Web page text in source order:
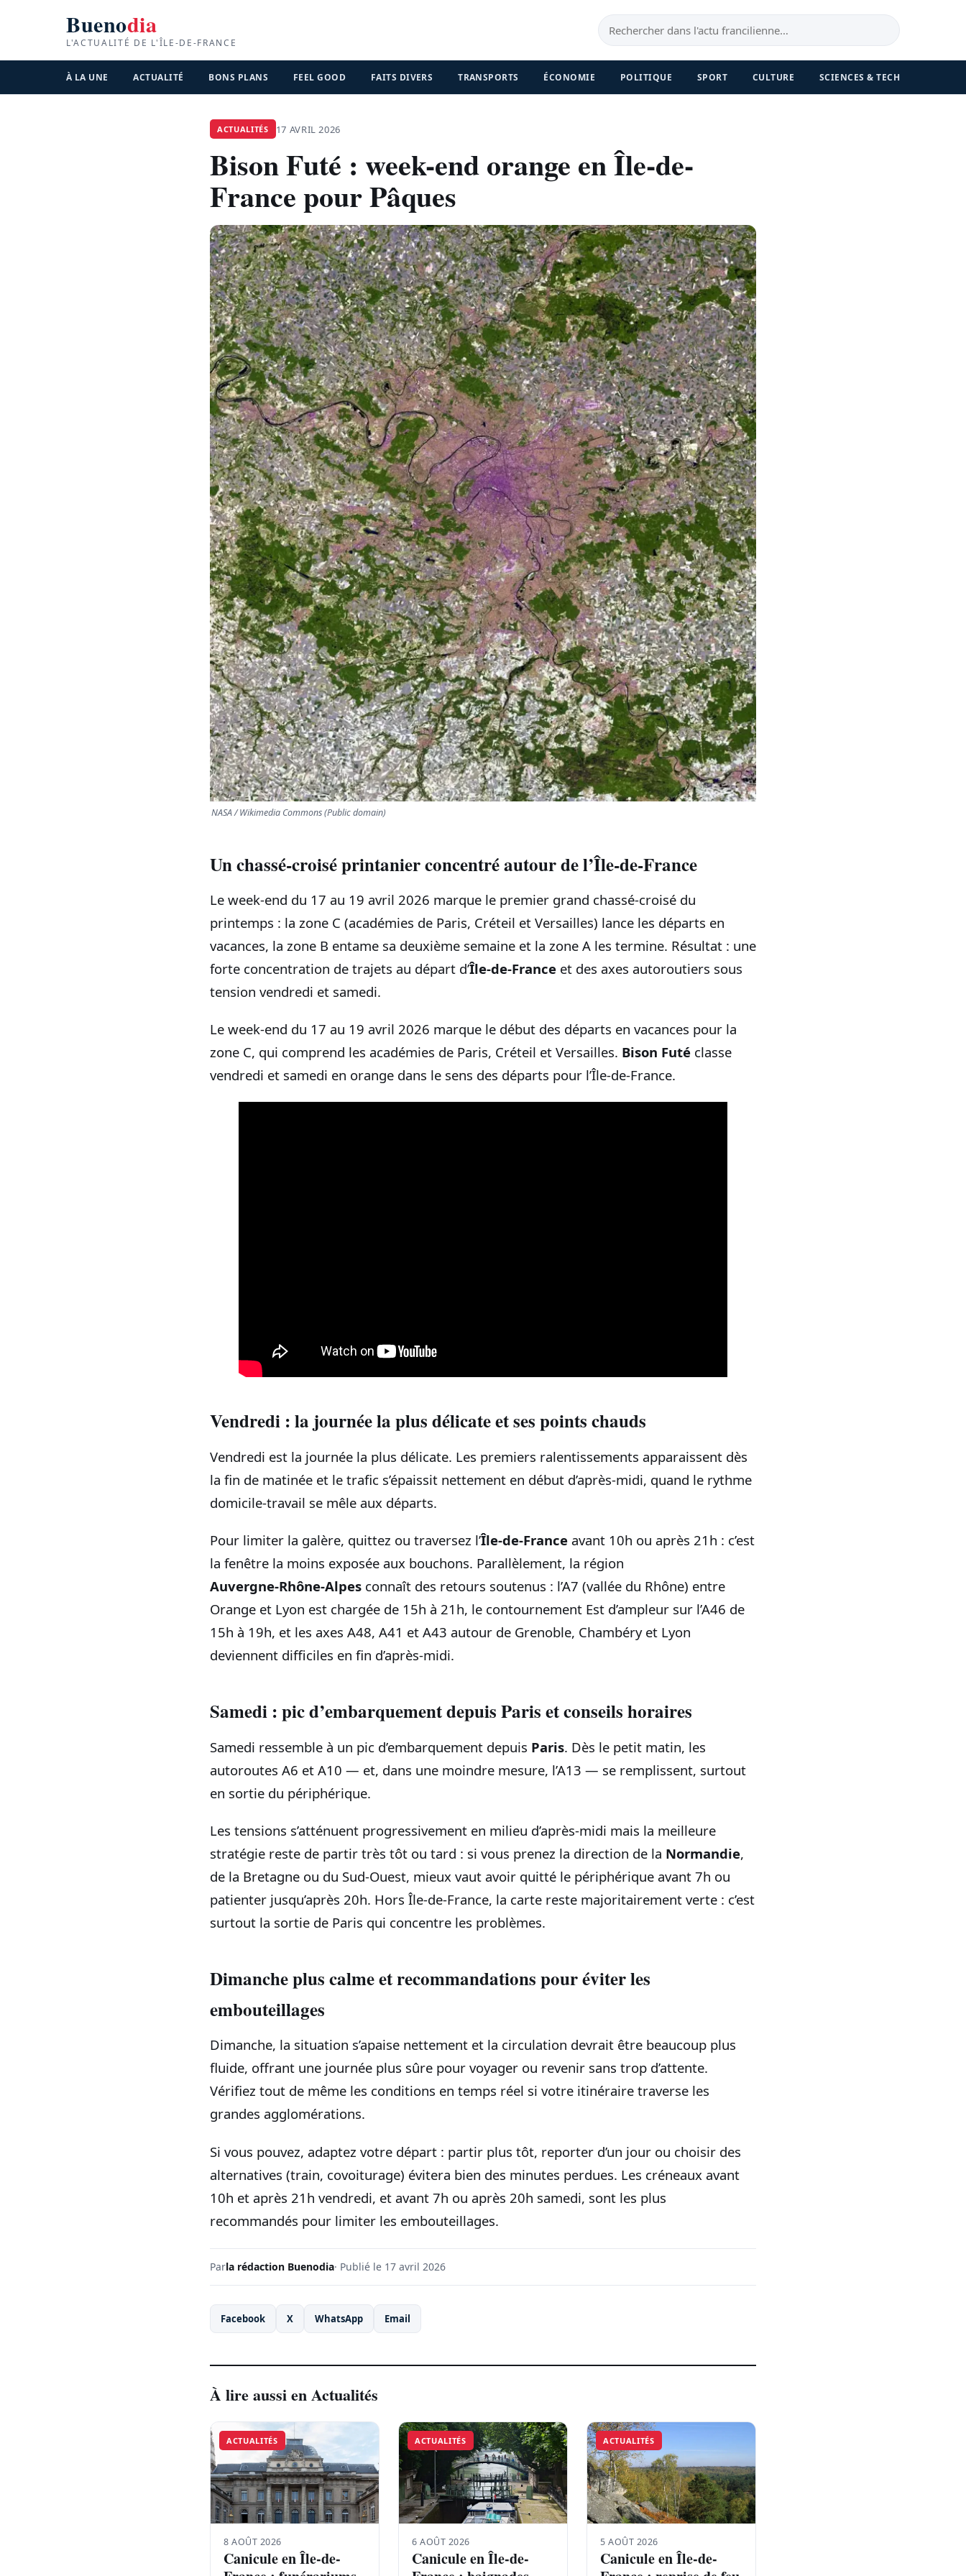
Buenodia
L'ACTUALITÉ DE L'ÎLE-DE-FRANCE
À LA UNE ACTUALITÉ BONS PLANS FEEL GOOD FAITS DIVERS TRANSPORTS ÉCONOMIE POLITIQUE SPORT CULTURE SCIENCES & TECH
ACTUALITÉS 17 AVRIL 2026
Bison Futé : week-end orange en Île-de-
France pour Pâques
NASA / Wikimedia Commons (Public domain)
Un chassé‑croisé printanier concentré autour de l’Île‑de‑France
Le week-end du 17 au 19 avril 2026 marque le premier grand chassé‑croisé du
printemps : la zone C (académies de Paris, Créteil et Versailles) lance les départs en
vacances, la zone B entame sa deuxième semaine et la zone A les termine. Résultat : une
forte concentration de trajets au départ d’Île‑de‑France et des axes autoroutiers sous
tension vendredi et samedi.
Le week‑end du 17 au 19 avril 2026 marque le début des départs en vacances pour la
zone C, qui comprend les académies de Paris, Créteil et Versailles. Bison Futé classe
vendredi et samedi en orange dans le sens des départs pour l’Île‑de‑France.
Vendredi : la journée la plus délicate et ses points chauds
Vendredi est la journée la plus délicate. Les premiers ralentissements apparaissent dès
la fin de matinée et le trafic s’épaissit nettement en début d’après‑midi, quand le rythme
domicile‑travail se mêle aux départs.
Pour limiter la galère, quittez ou traversez l’Île‑de‑France avant 10h ou après 21h : c’est
la fenêtre la moins exposée aux bouchons. Parallèlement, la région
Auvergne‑Rhône‑Alpes connaît des retours soutenus : l’A7 (vallée du Rhône) entre
Orange et Lyon est chargée de 15h à 21h, le contournement Est d’ampleur sur l’A46 de
15h à 19h, et les axes A48, A41 et A43 autour de Grenoble, Chambéry et Lyon
deviennent difficiles en fin d’après‑midi.
Samedi : pic d’embarquement depuis Paris et conseils horaires
Samedi ressemble à un pic d’embarquement depuis Paris. Dès le petit matin, les
autoroutes A6 et A10 — et, dans une moindre mesure, l’A13 — se remplissent, surtout
en sortie du périphérique.
Les tensions s’atténuent progressivement en milieu d’après‑midi mais la meilleure
stratégie reste de partir très tôt ou tard : si vous prenez la direction de la Normandie,
de la Bretagne ou du Sud‑Ouest, mieux vaut avoir quitté le périphérique avant 7h ou
patienter jusqu’après 20h. Hors Île‑de‑France, la carte reste majoritairement verte : c’est
surtout la sortie de Paris qui concentre les problèmes.
Dimanche plus calme et recommandations pour éviter les
embouteillages
Dimanche, la situation s’apaise nettement et la circulation devrait être beaucoup plus
fluide, offrant une journée plus sûre pour voyager ou revenir sans trop d’attente.
Vérifiez tout de même les conditions en temps réel si votre itinéraire traverse les
grandes agglomérations.
Si vous pouvez, adaptez votre départ : partir plus tôt, reporter d’un jour ou choisir des
alternatives (train, covoiturage) évitera bien des minutes perdues. Les créneaux avant
10h et après 21h vendredi, et avant 7h ou après 20h samedi, sont les plus
recommandés pour limiter les embouteillages.
Parla rédaction Buenodia· Publié le 17 avril 2026
Facebook X WhatsApp Email
À lire aussi en Actualités
ACTUALITÉS
8 AOÛT 2026
Canicule en Île-de-
ACTUALITÉS
6 AOÛT 2026
Canicule en Île-de-
ACTUALITÉS
5 AOÛT 2026
Canicule en Île-de-